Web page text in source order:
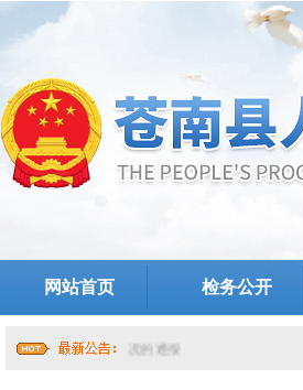
网站首页 检务公开